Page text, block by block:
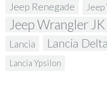
Jeep Renegade
Jeep Wrangler JK
Lancia Lancia Delta
Lancia Ypsilon